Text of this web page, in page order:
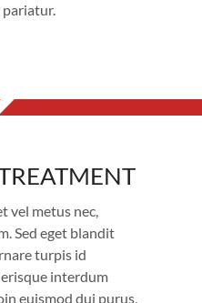
pariatur.
vel metus nec,
Sed eget blandit
turpis id
interdum
euismod dui purus,